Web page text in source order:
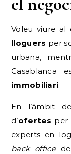
Voleu viure al
lloguers per
urbana,
Casablanca
immobiliari.
En l’àmbit
d’ofertes per
experts en
back officede